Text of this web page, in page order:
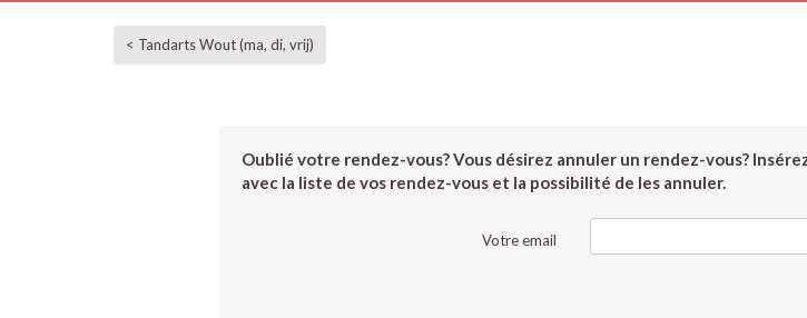
< Tandarts Wout (ma, di, vrij)
Oublié votre rendez-vous? Vous désirez annuler un rendez-vous?
avec la liste de vos rendez-vous et la possibilité de les annuler.
Votre email